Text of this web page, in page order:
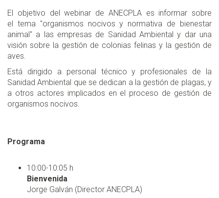
El objetivo del webinar de ANECPLA es informar sobre
el tema "organismos nocivos y normativa de bienestar
animal" a las empresas de Sanidad Ambiental y dar una
visión sobre la gestión de colonias felinas y la gestión de
aves.
Está dirigido a personal técnico y profesionales de la
Sanidad Ambiental que se dedican a la gestión de plagas, y
a otros actores implicados en el proceso de gestión de
organismos nocivos.
Programa
10:00-10:05 h
Bienvenida
Jorge Galván (Director ANECPLA)